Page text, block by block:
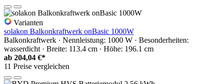
Varianten
solakon Balkonkraftwerk onBasic 1000W
Balkonkraftwerk · Nennleistung: 1000 W · Besonderheiten:
wasserdicht · Breite: 113.4 cm · Höhe: 196.1 cm
ab 204,04 €*
11 Preise vergleichen